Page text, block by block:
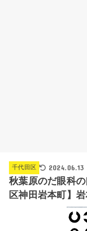
千代田区 2024.06.13
秋葉原のだ眼科
区神田岩本町】